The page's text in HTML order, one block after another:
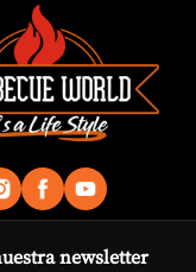
newsletter